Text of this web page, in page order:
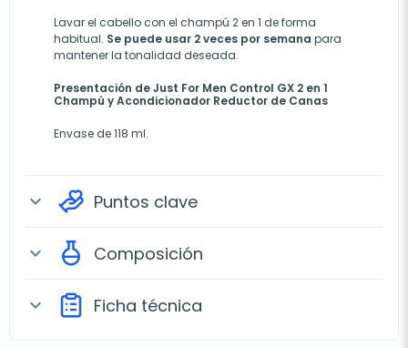
Lavar el cabello con el champú 2 en 1 de forma
habitual. Se puede usar 2 veces por semana para
mantener la tonalidad deseada.
Presentación de Just For Men Control GX 2 en 1
Champú y Acondicionador Reductor de Canas
Envase de 118 ml.
expand_more Puntos clave
expand_more Composición
expand_more Ficha técnica